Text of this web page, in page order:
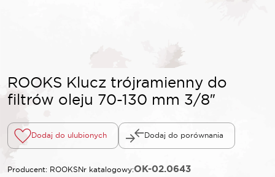
ROOKS Klucz trójramienny do
filtrów oleju 70-130 mm 3/8″
Dodaj do ulubionych Dodaj do porównania
Producent: ROOKSNr katalogowy:OK-02.0643